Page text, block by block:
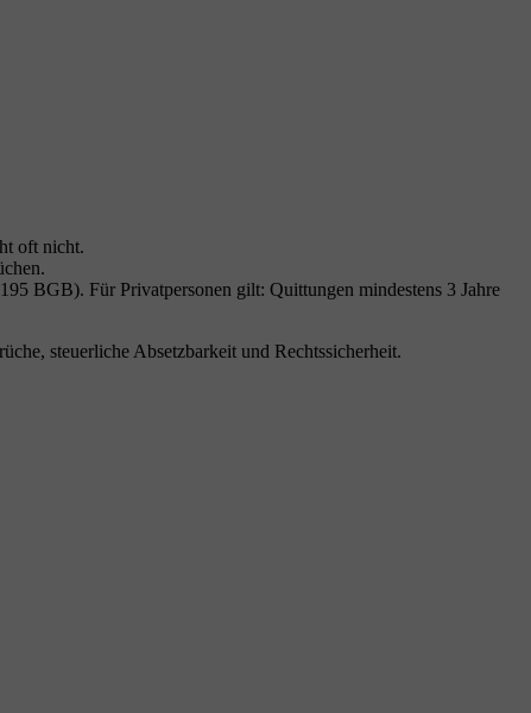
oft nicht.
BGB). Für Privatpersonen gilt: Quittungen mindestens 3 Jahre
steuerliche Absetzbarkeit und Rechtssicherheit.